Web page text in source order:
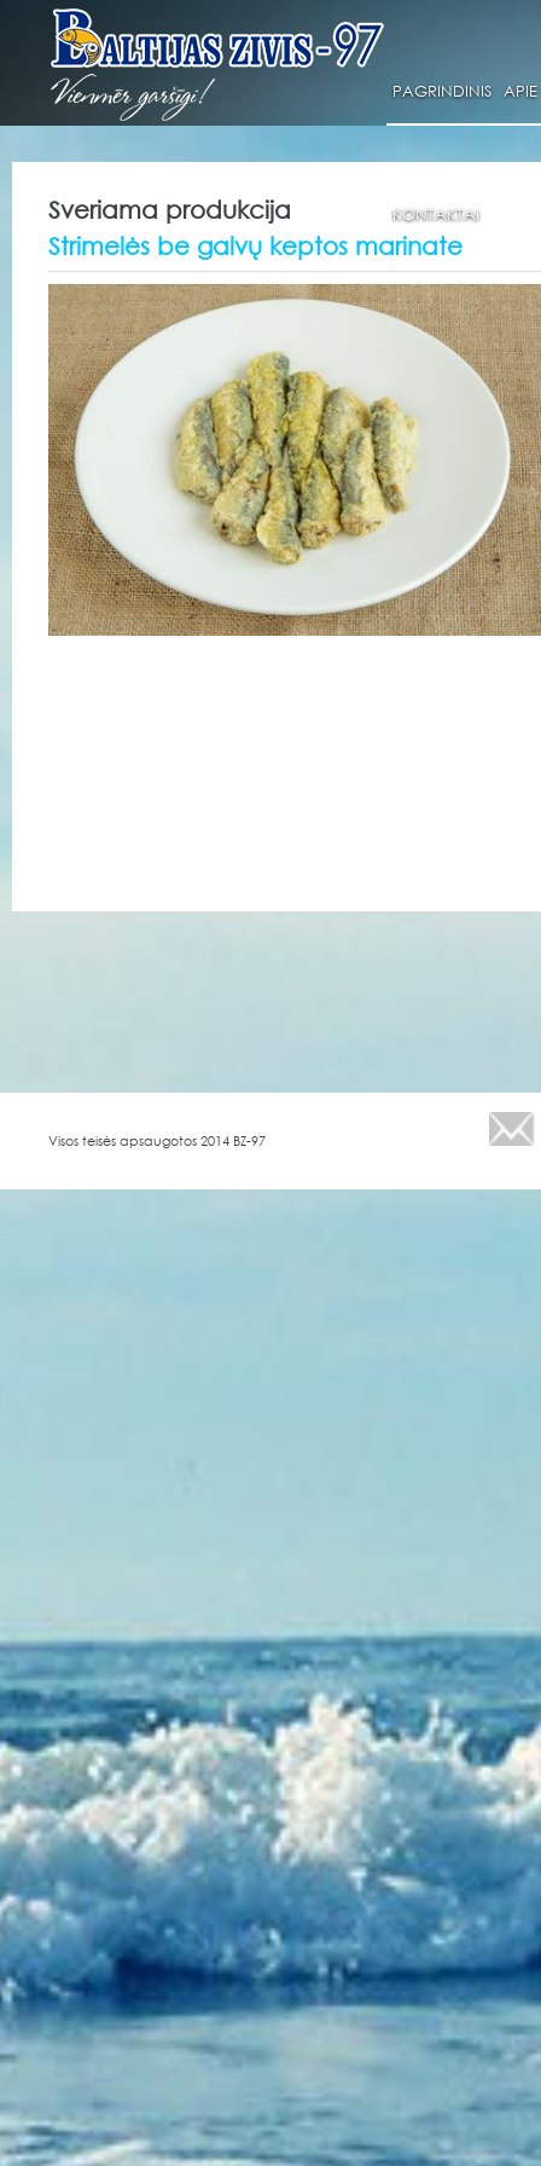
PAGRINDINIS
KONTAKTAI
Sveriama produkcija
Strimelės be galvų keptos marinate
Visos teisės apsaugotos 2014 BZ-97